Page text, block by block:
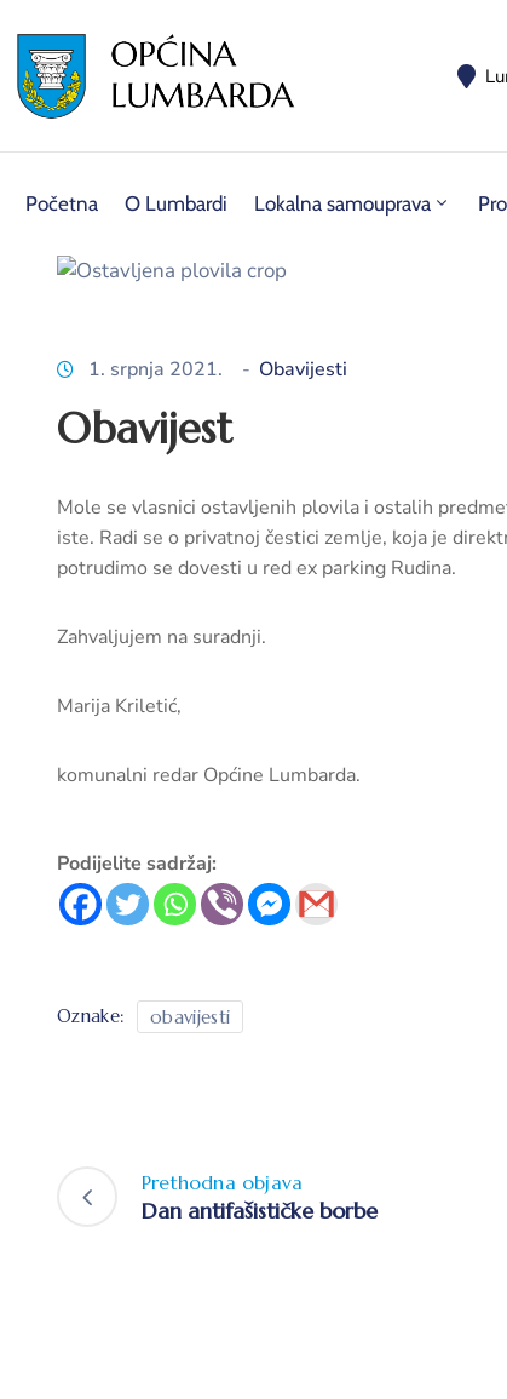
Početna O Lumbardi Lokalna samouprava
1. srpnja 2021. - Obavijesti
Obavijest
Mole se vlasnici ostavljenih plovila i ostalih
iste. Radi se o privatnoj čestici zemlje, koja je
potrudimo se dovesti u red ex parking Rudina.
Zahvaljujem na suradnji.
Marija Kriletić,
komunalni redar Općine Lumbarda.
Podijelite sadržaj:
Oznake: obavijesti
Prethodna objava
Dan antifašističke borbe